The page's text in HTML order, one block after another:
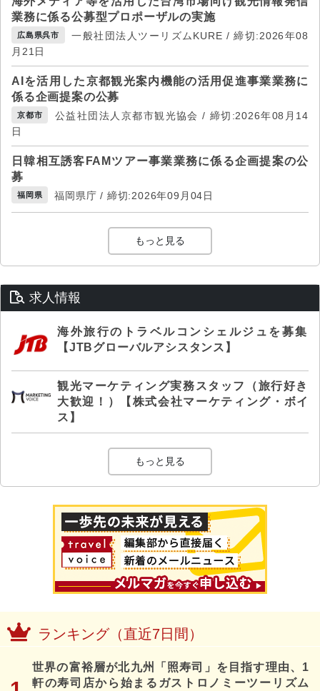
業務に係る公募型プロポーザルの実施
広島県呉市
一般社団法人ツーリズムKURE / 締切:2026年08
月21日
AIを活用した京都観光案内機能の活用促進事業業務に
係る企画提案の公募
京都市
公益社団法人京都市観光協会 / 締切:2026年08月14
日
日韓相互誘客FAMツアー事業業務に係る企画提案の公
募
福岡県 福岡県庁 / 締切:2026年09月04日
もっと見る
求人情報
海外旅行のトラベルコンシェルジュを募集
【JTBグローバルアシスタンス】
観光マーケティング実務スタッフ（旅行好き
大歓迎！）【株式会社マーケティング・ボイ
ス】
もっと見る
ランキング（直近7日間）
世界の富裕層が北九州「照寿司」を目指す理由、1
軒の寿司店から始まるガストロノミーツーリズム